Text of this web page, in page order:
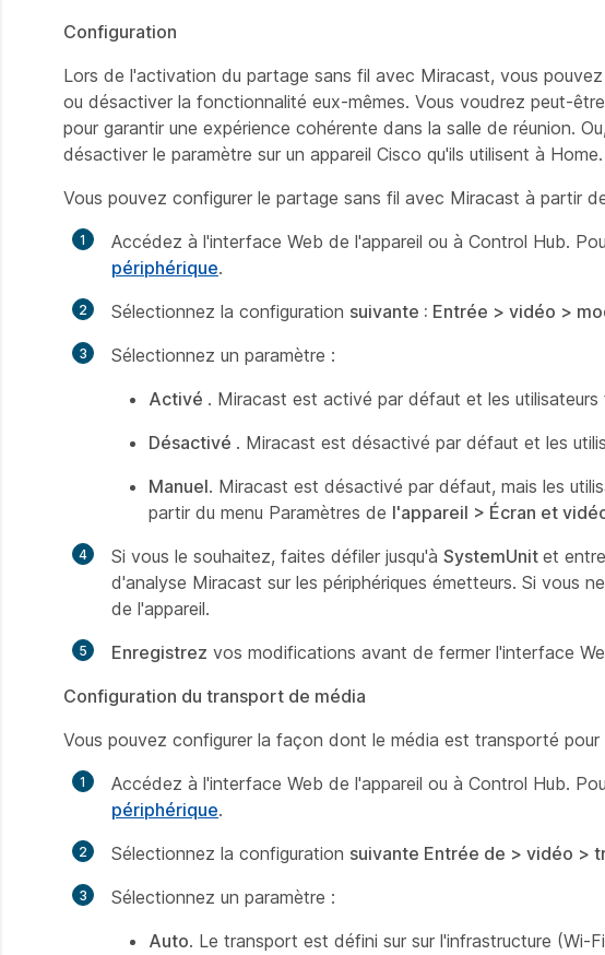
Configuration
Lors de l'activation du partage sans fil avec Miracast, vous
ou désactiver la fonctionnalité eux-mêmes. Vous voudrez peut-
pour garantir une expérience cohérente dans la salle de réunion.
désactiver le paramètre sur un appareil Cisco qu'ils utilisent à Home.
Vous pouvez configurer le partage sans fil avec Miracast à partir
Accédez à l'interface Web de l'appareil ou à Control Hub.
périphérique.
Sélectionnez la configuration suivante : Entrée > vidéo >
Sélectionnez un paramètre :
Activé . Miracast est activé par défaut et les
Désactivé . Miracast est désactivé par défaut et les
Manuel. Miracast est désactivé par défaut, mais les
partir du menu Paramètres de l'appareil > Écran et
Si vous le souhaitez, faites défiler jusqu'à SystemUnit et
d'analyse Miracast sur les périphériques émetteurs. Si vous
de l'appareil.
Enregistrez vos modifications avant de fermer l'interface
Configuration du transport de média
Vous pouvez configurer la façon dont le média est transporté
Accédez à l'interface Web de l'appareil ou à Control Hub.
périphérique.
Sélectionnez la configuration suivante Entrée de > vidéo >
Sélectionnez un paramètre :
Auto. Le transport est défini sur sur l'infrastructure (Wi-